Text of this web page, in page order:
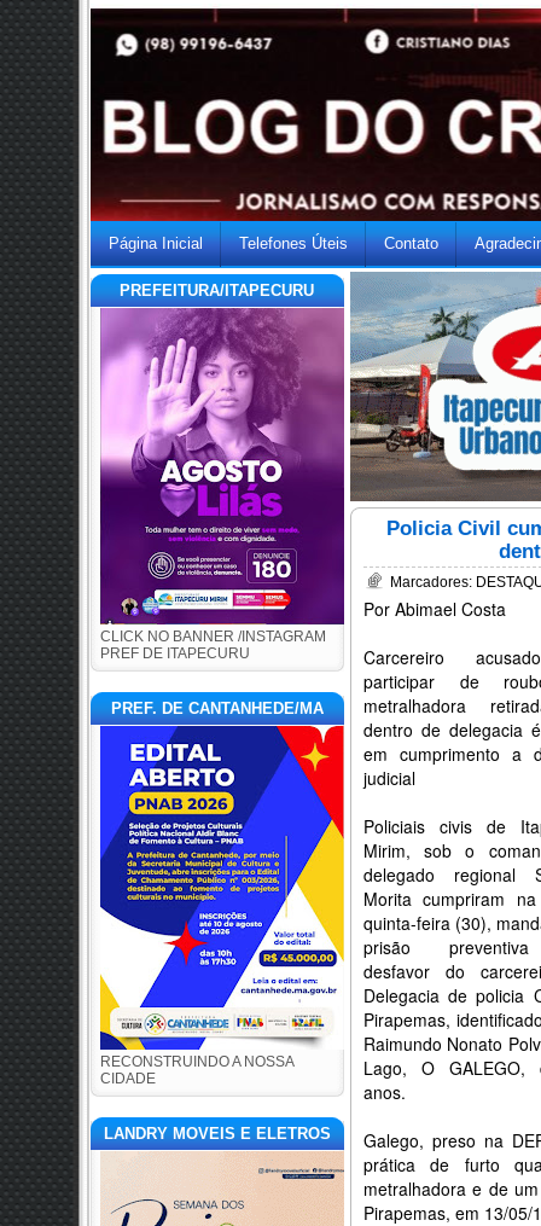
Página Inicial Telefones Úteis Contato
PREFEITURA/ITAPECURU
CLICK NO BANNER /INSTAGRAM
PREF DE ITAPECURU
PREF. DE CANTANHEDE/MA
RECONSTRUINDO A NOSSA
CIDADE
LANDRY MOVEIS E ELETROS
Policia Civil
Marcadores:
Por Abimael Costa
Carcereiro
participar de
metralhadora
dentro de delegacia
em cumprimento a
judicial
Policiais civis de
Mirim, sob o
delegado regional
Morita cumpriram
quinta-feira (30),
prisão
desfavor do
Delegacia de policia
Pirapemas,
Raimundo Nonato
Lago, O GALEGO,
anos.
Galego, preso na
prática de furto
metralhadora e de
Pirapemas, em 13/05/